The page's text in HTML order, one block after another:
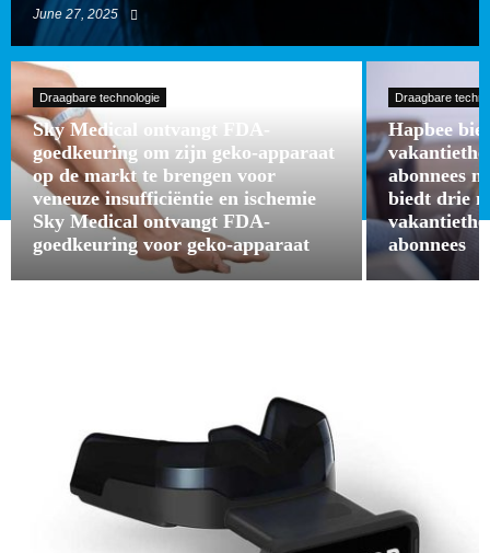
June 27, 2025
Draagbare technologie
Sky Medical ontvangt FDA-
goedkeuring om zijn geko-apparaat
op de markt te brengen voor
veneuze insufficiëntie en ischemie
Sky Medical ontvangt FDA-
goedkeuring voor geko-apparaat
Draagbare
Hapbee
abonnees
biedt drie
abonnees